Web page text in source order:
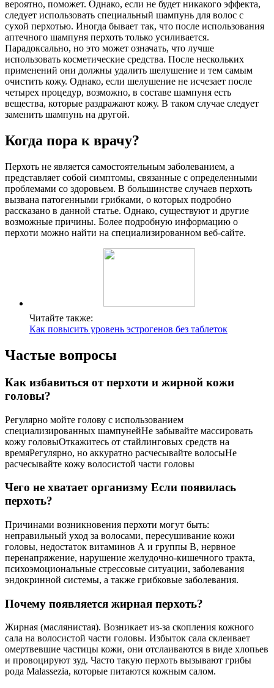
вероятно, поможет. Однако, если не будет никакого эффекта,
следует использовать специальный шампунь для волос с
сухой перхотью. Иногда бывает так, что после использования
аптечного шампуня перхоть только усиливается.
Парадоксально, но это может означать, что лучше
использовать косметические средства. После нескольких
применений они должны удалить шелушение и тем самым
очистить кожу. Однако, если шелушение не исчезает после
четырех процедур, возможно, в составе шампуня есть
вещества, которые раздражают кожу. В таком случае следует
заменить шампунь на другой.
Когда пора к врачу?
Перхоть не является самостоятельным заболеванием, а
представляет собой симптомы, связанные с определенными
проблемами со здоровьем. В большинстве случаев перхоть
вызвана патогенными грибками, о которых подробно
рассказано в данной статье. Однако, существуют и другие
возможные причины. Более подробную информацию о
перхоти можно найти на специализированном веб-сайте.
Читайте также:
Как повысить уровень эстрогенов без таблеток
Частые вопросы
Как избавиться от перхоти и жирной кожи
головы?
Регулярно мойте голову с использованием
специализированных шампунейНе забывайте массировать
кожу головыОткажитесь от стайлинговых средств на
времяРегулярно, но аккуратно расчесывайте волосыНе
расчесывайте кожу волосистой части головы
Чего не хватает организму Если появилась
перхоть?
Причинами возникновения перхоти могут быть:
неправильный уход за волосами, пересушивание кожи
головы, недостаток витаминов А и группы В, нервное
перенапряжение, нарушение желудочно-кишечного тракта,
психоэмоциональные стрессовые ситуации, заболевания
эндокринной системы, а также грибковые заболевания.
Почему появляется жирная перхоть?
Жирная (маслянистая). Возникает из-за скопления кожного
сала на волосистой части головы. Избыток сала склеивает
омертвевшие частицы кожи, они отслаиваются в виде хлопьев
и провоцируют зуд. Часто такую перхоть вызывают грибы
рода Malassezia, которые питаются кожным салом.